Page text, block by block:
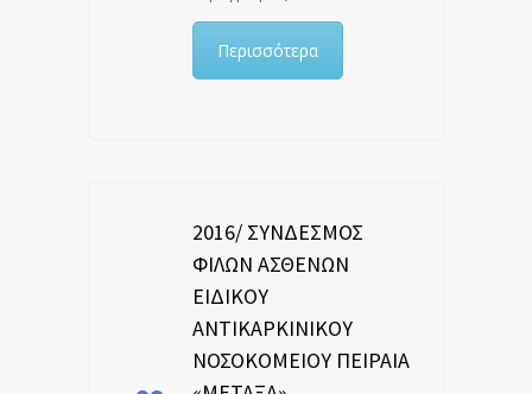
Περισσότερα
2016/ ΣΥΝΔΕΣΜΟΣ
ΦΙΛΩΝ ΑΣΘΕΝΩΝ
ΕΙΔΙΚΟΥ
ΑΝΤΙΚΑΡΚΙΝΙΚΟΥ
ΝΟΣΟΚΟΜΕΙΟΥ ΠΕΙΡΑΙΑ